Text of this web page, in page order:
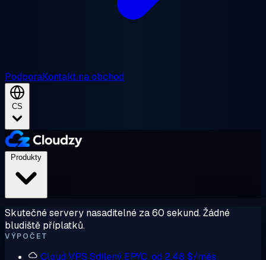
PodporaKontakt na obchod
CS
Skutečné servery nasaditelné za 60 sekund. Žádné
bludiště příplatků.
VÝPOČET
Cloud VPS Sdílený EPYC, od 2,48 $/měs